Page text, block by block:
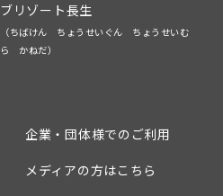
ブリゾート長生
（ちばけん ちょうせいぐん ちょうせいむ
ら かねだ）
企業・団体様でのご利用
メディアの方はこちら